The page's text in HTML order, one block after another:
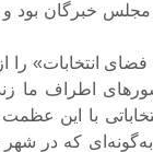
مجلس خبرگان
انتخابات» را
اطراف ما
با این